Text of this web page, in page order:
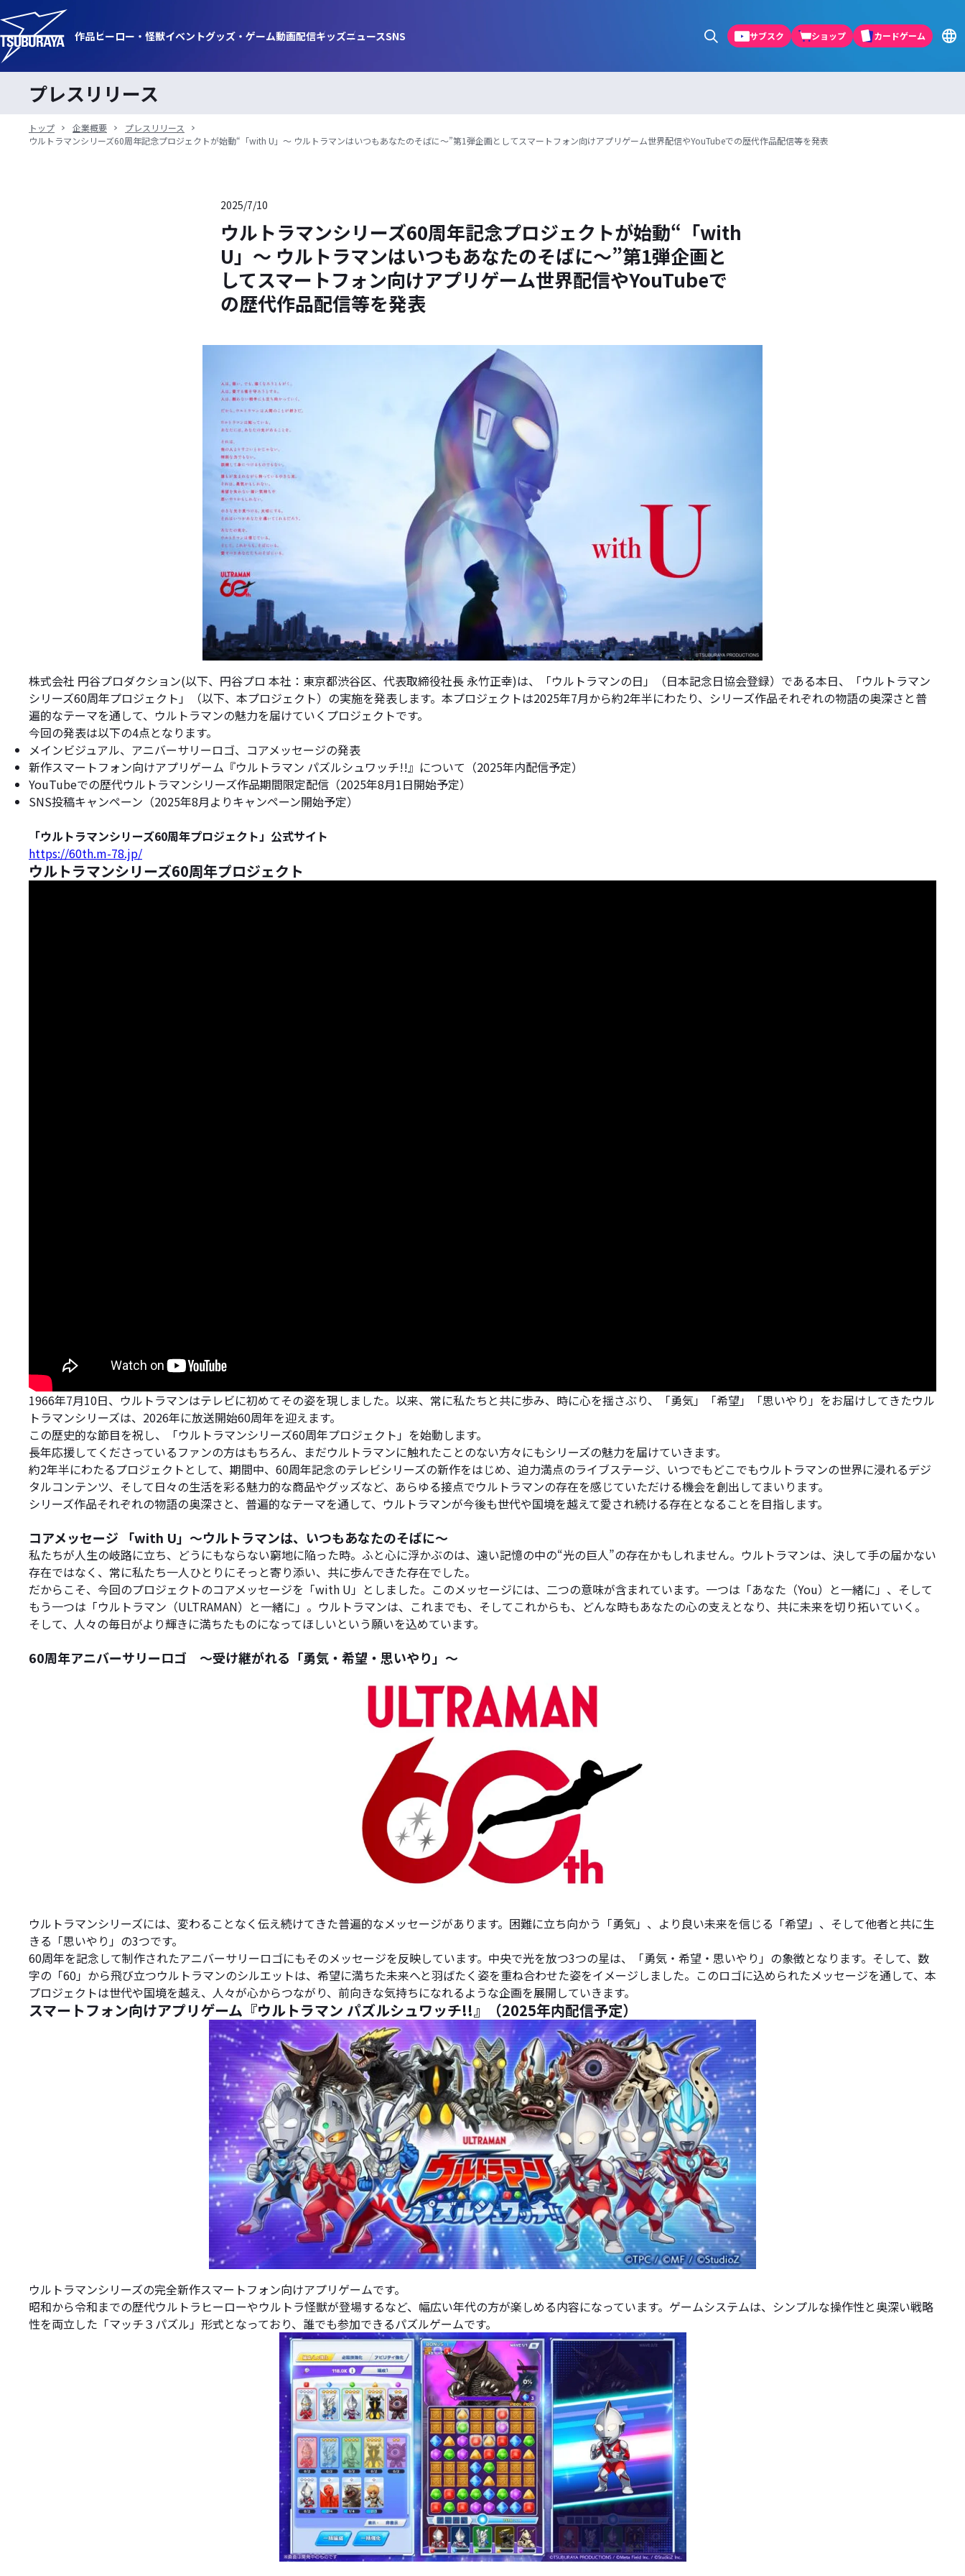
作品ヒーロー・ 怪獣イベントグッズ・ ゲーム動画配信キッズニュースSNS サブスク ショップ カードゲーム
プレスリリース
トップ 企業概要
プレスリリース
ウルトラマンシリーズ60周年記念プロジェクトが始動“「with U」～ ウルトラマンはいつもあなたのそばに～”第1弾企画としてスマートフォン向けアプリゲーム世界配信やYouTubeでの歴代作品配信等を発表
2025/7/10
ウルトラマンシリーズ60周年記念プロジェクトが始動“「with
U」～ ウルトラマンはいつもあなたのそばに～”第1弾企画と
してスマートフォン向けアプリゲーム世界配信やYouTubeで
の歴代作品配信等を発表
株式会社 円谷プロダクション(以下、円谷プロ 本社：東京都渋谷区、代表取締役社長 永竹正幸)は、「ウルトラマンの日」（日本記念日協会登録）である本日、「ウルトラマン
シリーズ60周年プロジェクト」（以下、本プロジェクト）の実施を発表します。本プロジェクトは2025年7月から約2年半にわたり、シリーズ作品それぞれの物語の奥深さと普
遍的なテーマを通して、ウルトラマンの魅力を届けていくプロジェクトです。
今回の発表は以下の4点となります。
メインビジュアル、アニバーサリーロゴ、コアメッセージの発表
新作スマートフォン向けアプリゲーム『ウルトラマン パズルシュワッチ!!』について（2025年内配信予定）
YouTubeでの歴代ウルトラマンシリーズ作品期間限定配信（2025年8月1日開始予定）
SNS投稿キャンペーン（2025年8月よりキャンペーン開始予定）
「ウルトラマンシリーズ60周年プロジェクト」公式サイト
https://60th.m-78.jp/
ウルトラマンシリーズ60周年プロジェクト
1966年7月10日、ウルトラマンはテレビに初めてその姿を現しました。以来、常に私たちと共に歩み、時に心を揺さぶり、「勇気」「希望」「思いやり」をお届けしてきたウル
トラマンシリーズは、2026年に放送開始60周年を迎えます。
この歴史的な節目を祝し、「ウルトラマンシリーズ60周年プロジェクト」を始動します。
長年応援してくださっているファンの方はもちろん、まだウルトラマンに触れたことのない方々にもシリーズの魅力を届けていきます。
約2年半にわたるプロジェクトとして、期間中、60周年記念のテレビシリーズの新作をはじめ、迫力満点のライブステージ、いつでもどこでもウルトラマンの世界に浸れるデジ
タルコンテンツ、そして日々の生活を彩る魅力的な商品やグッズなど、あらゆる接点でウルトラマンの存在を感じていただける機会を創出してまいります。
シリーズ作品それぞれの物語の奥深さと、普遍的なテーマを通して、ウルトラマンが今後も世代や国境を越えて愛され続ける存在となることを目指します。
コアメッセージ 「with U」～ウルトラマンは、いつもあなたのそばに～
私たちが人生の岐路に立ち、どうにもならない窮地に陥った時。ふと心に浮かぶのは、遠い記憶の中の“光の巨人”の存在かもしれません。ウルトラマンは、決して手の届かない
存在ではなく、常に私たち一人ひとりにそっと寄り添い、共に歩んできた存在でした。
だからこそ、今回のプロジェクトのコアメッセージを「with U」としました。このメッセージには、二つの意味が含まれています。一つは「あなた（You）と一緒に」、そして
もう一つは「ウルトラマン（ULTRAMAN）と一緒に」。ウルトラマンは、これまでも、そしてこれからも、どんな時もあなたの心の支えとなり、共に未来を切り拓いていく。
そして、人々の毎日がより輝きに満ちたものになってほしいという願いを込めています。
60周年アニバーサリーロゴ ～受け継がれる「勇気・希望・思いやり」～
ウルトラマンシリーズには、変わることなく伝え続けてきた普遍的なメッセージがあります。困難に立ち向かう「勇気」、より良い未来を信じる「希望」、そして他者と共に生
きる「思いやり」の3つです。
60周年を記念して制作されたアニバーサリーロゴにもそのメッセージを反映しています。中央で光を放つ3つの星は、「勇気・希望・思いやり」の象徴となります。そして、数
字の「60」から飛び立つウルトラマンのシルエットは、希望に満ちた未来へと羽ばたく姿を重ね合わせた姿をイメージしました。このロゴに込められたメッセージを通して、本
プロジェクトは世代や国境を越え、人々が心からつながり、前向きな気持ちになれるような企画を展開していきます。
スマートフォン向けアプリゲーム『ウルトラマン パズルシュワッチ!!』（2025年内配信予定）
ウルトラマンシリーズの完全新作スマートフォン向けアプリゲームです。
昭和から令和までの歴代ウルトラヒーローやウルトラ怪獣が登場するなど、幅広い年代の方が楽しめる内容になっています。ゲームシステムは、シンプルな操作性と奥深い戦略
性を両立した「マッチ３パズル」形式となっており、誰でも参加できるパズルゲームです。